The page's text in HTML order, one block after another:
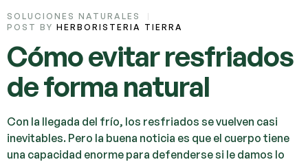
SOLUCIONES NATURALES
POST BY HERBORISTERIA TIERRA
Cómo evitar resfriados
de forma natural
Con la llegada del frío, los resfriados se vuelven casi
inevitables. Pero la buena noticia es que el cuerpo tiene
una capacidad enorme para defenderse si le damos lo